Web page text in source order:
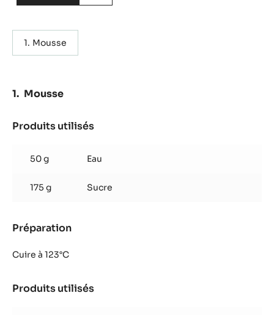
Mousse
Mousse
Produits utilisés
50 g Eau
175 g Sucre
Préparation
Cuire à 123°C
Produits utilisés